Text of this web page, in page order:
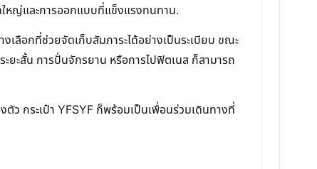
หญ่และการออกแบบที่แข็งแรงทนทาน.
เลือกที่ช่วยจัดเก็บสัมภาระได้อย่างเป็นระเบียบ ขณะ
ะยะสั้น การปั่นจักรยาน หรือการไปฟิตเนส ก็สามารถ
ว กระเป๋า YFSYF ก็พร้อมเป็นเพื่อนร่วมเดินทางที่